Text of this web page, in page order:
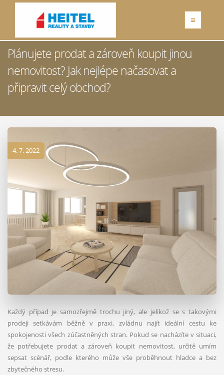
Plánujete prodat a zároveň koupit jinou
nemovitost? Jak nejlépe načasovat a
připravit celý obchod?
4. 7. 2022
Každý případ je samozřejmě trochu jiný, ale jelikož se s takovými
prodeji setkávám běžně v praxi, zvládnu najít ideální cestu ke
spokojenosti všech zúčastněných stran. Pokud se nacházíte v situaci,
že potřebujete prodat a zároveň koupit nemovitost, určitě umím
sepsat scénář, podle kterého může vše proběhnout hladce a bez
zbytečného stresu.